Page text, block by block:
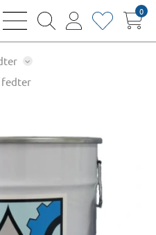
bars
magnifying
user
heart0
fedter